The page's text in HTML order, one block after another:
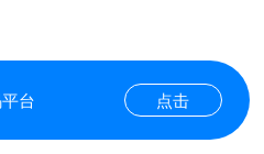
台 点击